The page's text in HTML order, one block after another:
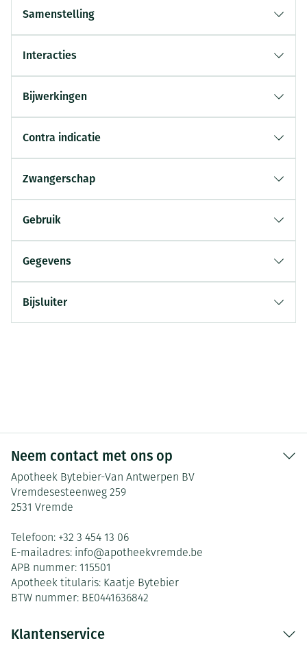
Samenstelling
Interacties
Bijwerkingen
Contra indicatie
Zwangerschap
Gebruik
Gegevens
Bijsluiter
Neem contact met ons op
Apotheek Bytebier-Van Antwerpen BV
Vremdesesteenweg 259
2531 Vremde
Telefoon: +32 3 454 13 06
E-mailadres: info@apotheekvremde.be
APB nummer: 115501
Apotheek titularis: Kaatje Bytebier
BTW nummer: BE0441636842
Klantenservice